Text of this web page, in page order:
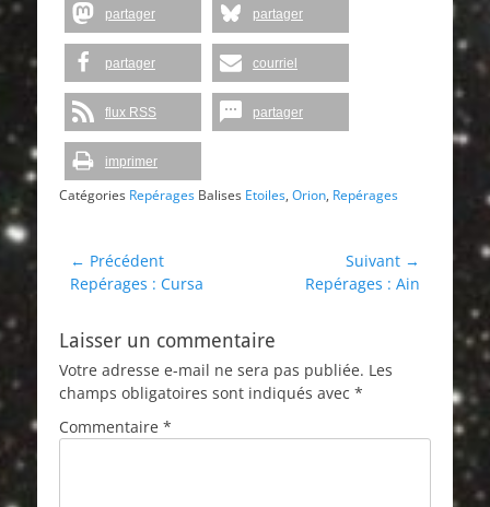
partager partager
partager courriel
flux RSS partager
imprimer
Catégories Repérages Balises Etoiles, Orion, Repérages
Navigation
de
← Précédent
Article
Repérages : Cursa
Suivant →
Repérages : Ain
Laisser un commentaire
Votre adresse e-mail ne sera pas publiée. Les
champs obligatoires sont indiqués avec *
Commentaire *